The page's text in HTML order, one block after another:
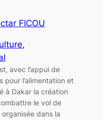
FICOU
avec l’appui de
pour l’alimentation et
à Dakar la création
le vol de
dans la